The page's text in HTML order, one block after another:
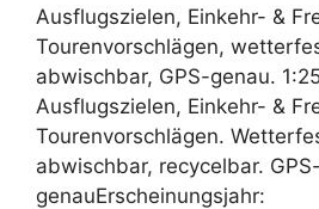
Ausflugszielen, Einkehr- &
Tourenvorschlägen,
abwischbar, GPS-genau.
Ausflugszielen, Einkehr- &
Tourenvorschlägen.
abwischbar, recycelbar. GPS-
genauErscheinungsjahr: